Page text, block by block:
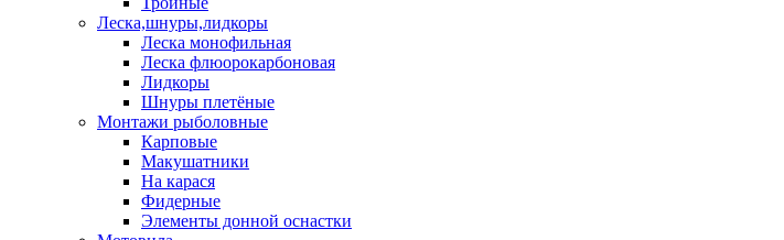
Леска,шнуры,лидкоры
Леска монофильная
Леска флюорокарбоновая
Лидкоры
Шнуры плетёные
Монтажи рыболовные
Карповые
Макушатники
На карася
Фидерные
Элементы донной оснастки